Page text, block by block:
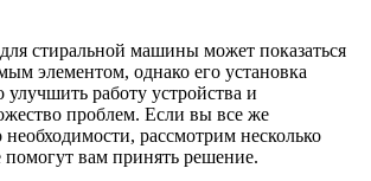
стиральной машины может показаться
элементом, однако его установка
улучшить работу устройства и
проблем. Если вы все же
необходимости, рассмотрим несколько
помогут вам принять решение.